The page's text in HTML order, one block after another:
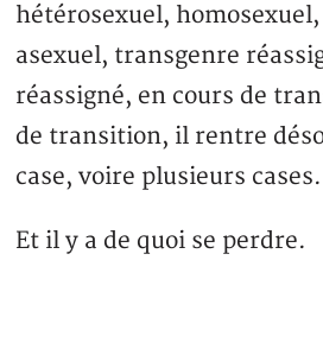
hétérosexuel,
asexuel, transgenre
réassigné, en cours de
de transition, il rentre
case, voire plusieurs cases.
Et il y a de quoi se perdre.